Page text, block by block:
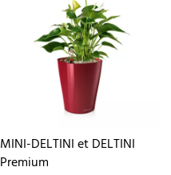
MINI-DELTINI et DELTINI
Premium